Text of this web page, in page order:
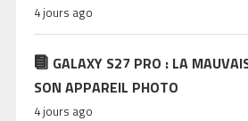
4 jours ago
GALAXY S27 PRO : LA
SON APPAREIL PHOTO
4 jours ago